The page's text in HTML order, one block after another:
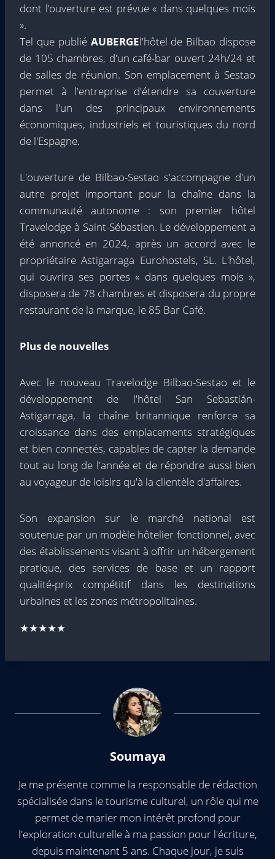
dont l’ouverture est prévue « dans quelques mois
».
Tel que publié AUBERGEl'hôtel de Bilbao dispose
de 105 chambres, d'un café-bar ouvert 24h/24 et
de salles de réunion. Son emplacement à Sestao
permet à l'entreprise d'étendre sa couverture
dans l'un des principaux environnements
économiques, industriels et touristiques du nord
de l'Espagne.
L'ouverture de Bilbao-Sestao s'accompagne d'un
autre projet important pour la chaîne dans la
communauté autonome : son premier hôtel
Travelodge à Saint-Sébastien. Le développement a
été annoncé en 2024, après un accord avec le
propriétaire Astigarraga Eurohostels, SL. L'hôtel,
qui ouvrira ses portes « dans quelques mois »,
disposera de 78 chambres et disposera du propre
restaurant de la marque, le 85 Bar Café.
Plus de nouvelles
Avec le nouveau Travelodge Bilbao-Sestao et le
développement de l'hôtel San Sebastián-
Astigarraga, la chaîne britannique renforce sa
croissance dans des emplacements stratégiques
et bien connectés, capables de capter la demande
tout au long de l'année et de répondre aussi bien
au voyageur de loisirs qu'à la clientèle d'affaires.
Son expansion sur le marché national est
soutenue par un modèle hôtelier fonctionnel, avec
des établissements visant à offrir un hébergement
pratique, des services de base et un rapport
qualité-prix compétitif dans les destinations
urbaines et les zones métropolitaines.
★★★★★
Soumaya
Je me présente comme la responsable de rédaction
spécialisée dans le tourisme culturel, un rôle qui me
permet de marier mon intérêt profond pour
l'exploration culturelle à ma passion pour l'écriture,
depuis maintenant 5 ans. Chaque jour, je suis